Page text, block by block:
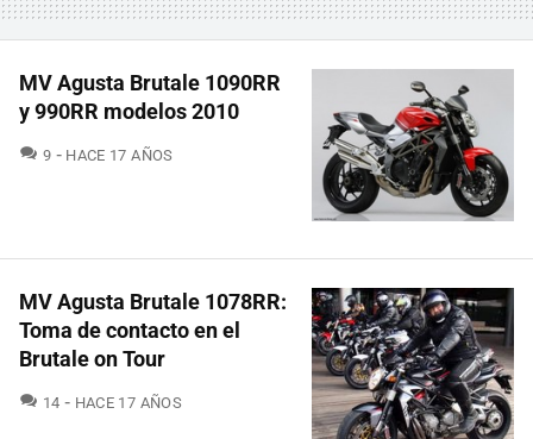
MV Agusta Brutale 1090RR
y 990RR modelos 2010
9 COMENTARIOS
HACE 17 AÑOS
MV Agusta Brutale 1078RR:
Toma de contacto en el
Brutale on Tour
14 COMENTARIOS
HACE 17 AÑOS